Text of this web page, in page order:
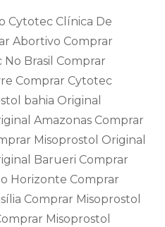
Cytotec Clínica De
Abortivo Comprar
Brasil Comprar
Comprar Cytotec
bahia Original
Amazonas Comprar
Misoprostol Original
Barueri Comprar
Horizonte Comprar
Comprar Misoprostol
Misoprostol